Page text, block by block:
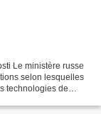
Le ministère russe
selon lesquelles
technologies de